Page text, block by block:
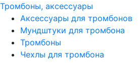
Тромбоны, аксессуары
Аксессуары для тромбонов
Мундштуки для тромбона
Тромбоны
Чехлы для тромбона